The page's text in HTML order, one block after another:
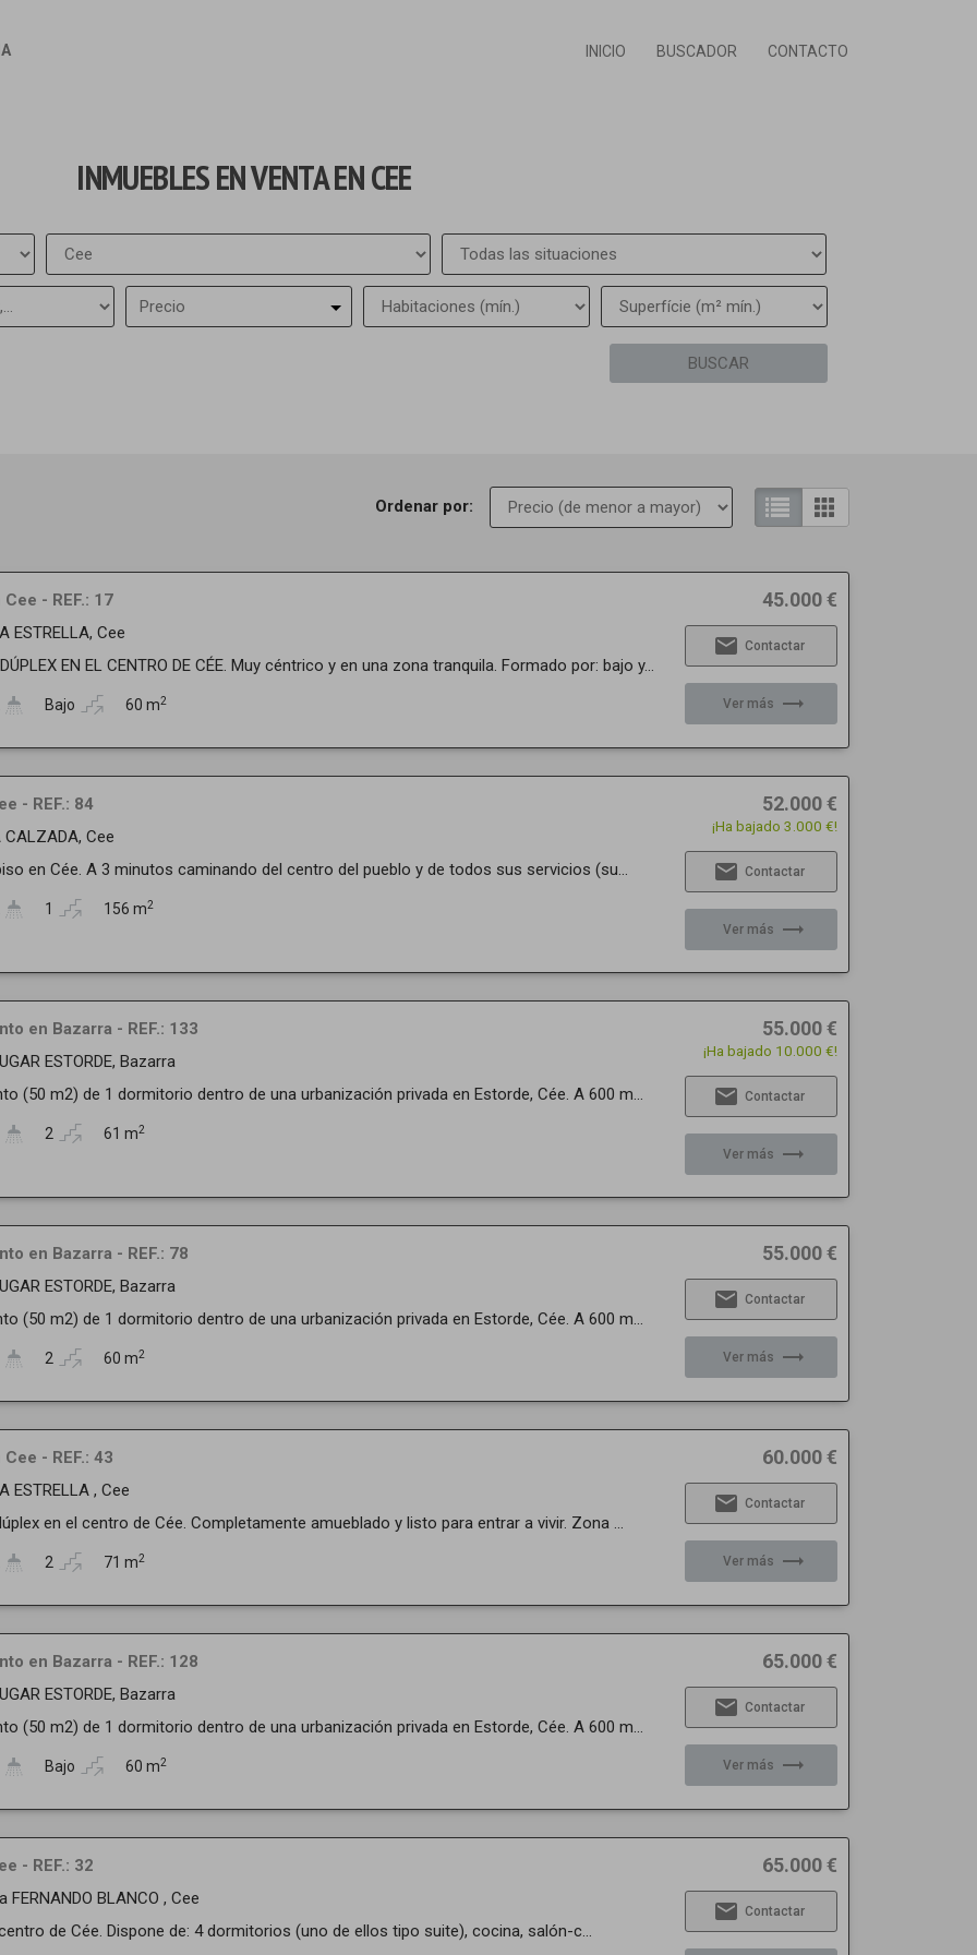
INICIO BUSCADOR CONTACTO
INMUEBLES EN VENTA EN CEE
Precio
BUSCAR
Ordenar por:
- REF.: 17
ESTRELLA, Cee
EN EL CENTRO DE CÉE. Muy céntrico y en una zona tranquila. Formado por: bajo y...
Bajo 60 m2
45.000 €
email Contactar
Ver más trending_flat
- REF.: 84
CALZADA, Cee
en Cée. A 3 minutos caminando del centro del pueblo y de todos sus servicios (su...
1 156 m2
52.000 €
¡Ha bajado 3.000 €!
email Contactar
Ver más trending_flat
en Bazarra - REF.: 133
ESTORDE, Bazarra
(50 m2) de 1 dormitorio dentro de una urbanización privada en Estorde, Cée. A 600 m...
2 61 m2
55.000 €
¡Ha bajado 10.000 €!
email Contactar
Ver más trending_flat
en Bazarra - REF.: 78
ESTORDE, Bazarra
(50 m2) de 1 dormitorio dentro de una urbanización privada en Estorde, Cée. A 600 m...
2 60 m2
55.000 €
email Contactar
Ver más trending_flat
- REF.: 43
ESTRELLA , Cee
en el centro de Cée. Completamente amueblado y listo para entrar a vivir. Zona ...
2 71 m2
60.000 €
email Contactar
Ver más trending_flat
en Bazarra - REF.: 128
ESTORDE, Bazarra
(50 m2) de 1 dormitorio dentro de una urbanización privada en Estorde, Cée. A 600 m...
Bajo 60 m2
65.000 €
email Contactar
Ver más trending_flat
- REF.: 32
FERNANDO BLANCO , Cee
de Cée. Dispone de: 4 dormitorios (uno de ellos tipo suite), cocina, salón-c...
65.000 €
email Contactar